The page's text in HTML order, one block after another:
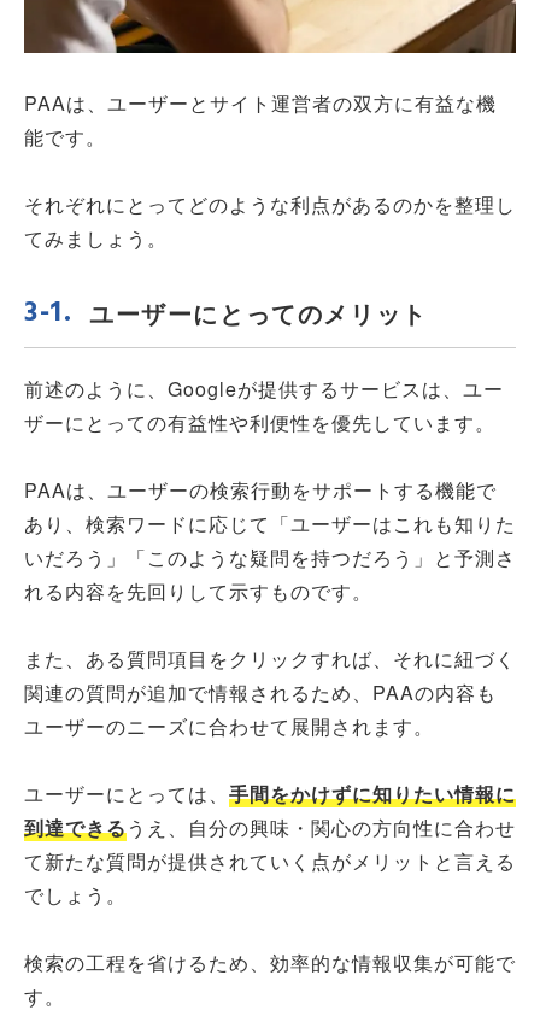
PAAは、ユーザーとサイト運営者の双方に有益な機
能です。
それぞれにとってどのような利点があるのかを整理し
てみましょう。
ユーザーにとってのメリット
前述のように、Googleが提供するサービスは、ユー
ザーにとっての有益性や利便性を優先しています。
PAAは、ユーザーの検索行動をサポートする機能で
あり、検索ワードに応じて「ユーザーはこれも知りた
いだろう」「このような疑問を持つだろう」と予測さ
れる内容を先回りして示すものです。
また、ある質問項目をクリックすれば、それに紐づく
関連の質問が追加で情報されるため、PAAの内容も
ユーザーのニーズに合わせて展開されます。
ユーザーにとっては、 手間をかけずに知りたい情報に
到達できるうえ、自分の興味・関心の方向性に合わせ
て新たな質問が提供されていく点がメリットと言える
でしょう。
検索の工程を省けるため、効率的な情報収集が可能で
す。